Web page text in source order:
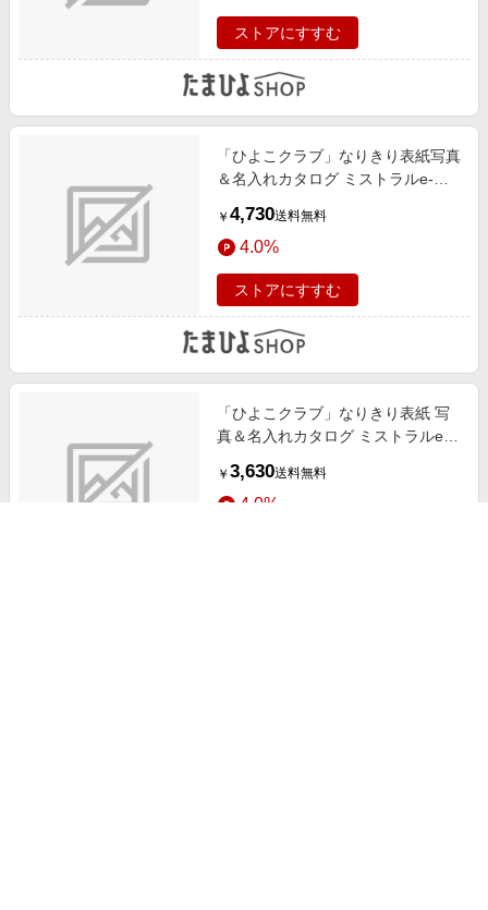
ストアにすすむ
「ひよこクラブ」なりきり表紙写真
＆名入れカタログ ミストラルe-
￥ 4,730送料無料
4.0%
ストアにすすむ
「ひよこクラブ」なりきり表紙 写
真＆名入れカタログ ミストラルe-
￥ 3,630送料無料
4.0%